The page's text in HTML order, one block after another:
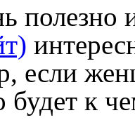
полезно
если
будет к